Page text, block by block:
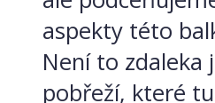
aspekty této
Není to zdaleka
pobřeží, které